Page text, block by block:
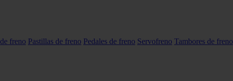
freno Pastillas de freno Pedales de freno Servofreno Tambores de freno